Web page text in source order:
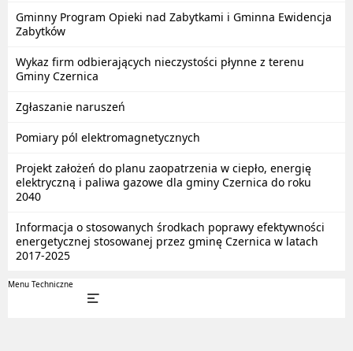
Gminny Program Opieki nad Zabytkami i Gminna Ewidencja
Zabytków
Wykaz firm odbierających nieczystości płynne z terenu
Gminy Czernica
Zgłaszanie naruszeń
Pomiary pól elektromagnetycznych
Projekt założeń do planu zaopatrzenia w ciepło, energię
elektryczną i paliwa gazowe dla gminy Czernica do roku
2040
Informacja o stosowanych środkach poprawy efektywności
energetycznej stosowanej przez gminę Czernica w latach
2017-2025
Menu Techniczne